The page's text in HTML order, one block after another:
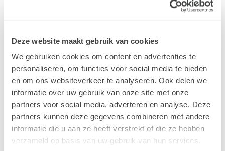
Deze website maakt gebruik van cookies
We gebruiken cookies om content en advertenties te
personaliseren, om functies voor social media te bieden
en om ons websiteverkeer te analyseren. Ook delen we
informatie over uw gebruik van onze site met onze
partners voor social media, adverteren en analyse. Deze
partners kunnen deze gegevens combineren met andere
informatie die u aan ze heeft verstrekt of die ze hebben
verzameld op basis van uw gebruik van hun services.
BOA een doof of slechthorend iemand tegenkomt
uitzonderlijk zijn en dat hier dan uiteraard rekening
krijgen BOA’s te maken met mensen met een
beperking” aldus Gerrits. Als een BOA iemand
tegenkomt die geen mondkapje draagt, volgt er een
drie stappenplan dat bestaat uit aanspreken,
waarschuwen en als laatste pas beboeten. Hierdoor is
de kans op een boete dus in principe erg klein.
Positief
Ieder(in) vindt het positief dat dit kaartje nu als extra
ondersteuning wordt aangeboden aan mensen die